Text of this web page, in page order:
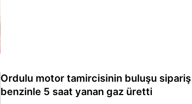
Ordulu motor tamircisinin buluşu sipariş
benzinle 5 saat yanan gaz üretti